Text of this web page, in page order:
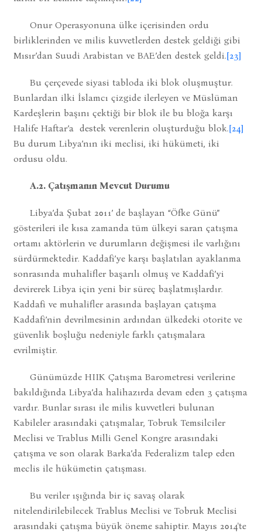
Onur Operasyonuna ülke içerisinden ordu
birliklerinden ve milis kuvvetlerden destek geldiği gibi
Mısır’dan Suudi Arabistan ve BAE’den destek geldi.[23]
Bu çerçevede siyasi tabloda iki blok oluşmuştur.
Bunlardan ilki İslamcı çizgide ilerleyen ve Müslüman
Kardeşlerin başını çektiği bir blok ile bu bloğa karşı
Halife Haftar’a destek verenlerin oluşturduğu blok.[24]
Bu durum Libya’nın iki meclisi, iki hükümeti, iki
ordusu oldu.
A.2. Çatışmanın Mevcut Durumu
Libya’da Şubat 2011’ de başlayan “Öfke Günü”
gösterileri ile kısa zamanda tüm ülkeyi saran çatışma
ortamı aktörlerin ve durumların değişmesi ile varlığını
sürdürmektedir. Kaddafi’ye karşı başlatılan ayaklanma
sonrasında muhalifler başarılı olmuş ve Kaddafi’yi
devirerek Libya için yeni bir süreç başlatmışlardır.
Kaddafi ve muhalifler arasında başlayan çatışma
Kaddafi’nin devrilmesinin ardından ülkedeki otorite ve
güvenlik boşluğu nedeniyle farklı çatışmalara
evrilmiştir.
Günümüzde HIIK Çatışma Barometresi verilerine
bakıldığında Libya’da halihazırda devam eden 3 çatışma
vardır. Bunlar sırası ile milis kuvvetleri bulunan
Kabileler arasındaki çatışmalar, Tobruk Temsilciler
Meclisi ve Trablus Milli Genel Kongre arasındaki
çatışma ve son olarak Barka’da Federalizm talep eden
meclis ile hükümetin çatışması.
Bu veriler ışığında bir iç savaş olarak
nitelendirilebilecek Trablus Meclisi ve Tobruk Meclisi
arasındaki çatışma büyük öneme sahiptir. Mayıs 2014'te